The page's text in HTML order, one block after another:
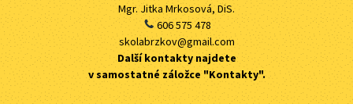
Mgr. Jitka Mrkosová, DiS.
606 575 478
skolabrzkov@gmail.com
Další kontakty najdete
v samostatné záložce "Kontakty".